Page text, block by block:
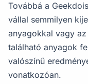
Továbbá a
vállal semmilyen
anyagokkal vagy
található anyagok
valószínű
vonatkozóan.